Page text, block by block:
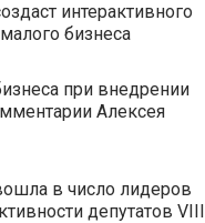
интерактивного
бизнеса
при внедрении
Алексея
в число лидеров
депутатов VIII